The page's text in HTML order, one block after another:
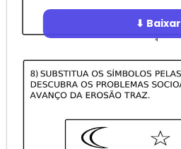
⬇ Baixar